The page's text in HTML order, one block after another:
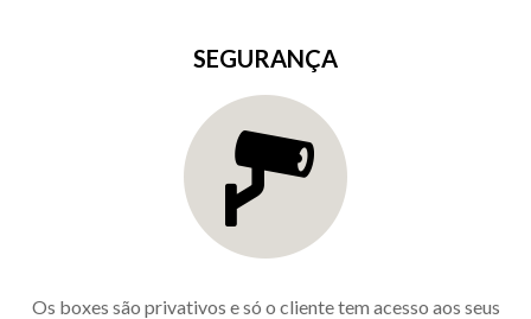
SEGURANÇA
Os boxes são privativos e só o cliente tem acesso aos seus